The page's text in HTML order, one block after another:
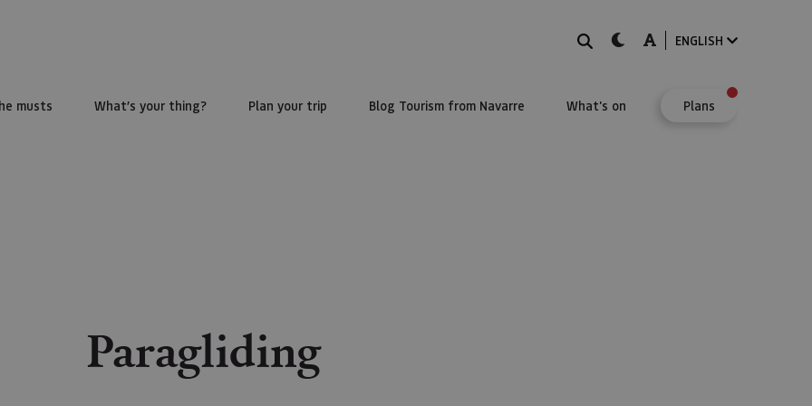
Searchdark-mode
A-modeENGLISH
musts What’s your thing? Plan your trip Blog Tourism from Navarre What's on Plans
Paragliding